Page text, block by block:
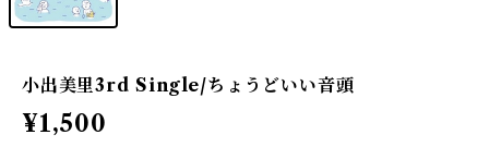
小出美里3rd Single/ちょうどいい音頭
¥1,500